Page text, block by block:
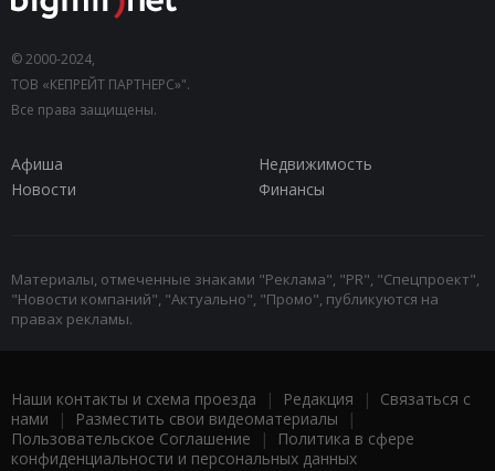
© 2000-2024,
ТОВ «КЕПРЕЙТ ПАРТНЕРС»".
Все права защищены.
Афиша
Недвижимость
Новости
Финансы
Материалы, отмеченные знаками "Реклама", "PR", "Спецпроект",
"Новости компаний", "Актуально", "Промо", публикуются на
правах рекламы.
Наши контакты и схема проезда | Редакция | Связаться с
нами | Разместить свои видеоматериалы |
Пользовательское Соглашение |
Политика в сфере
конфиденциальности и персональных данных